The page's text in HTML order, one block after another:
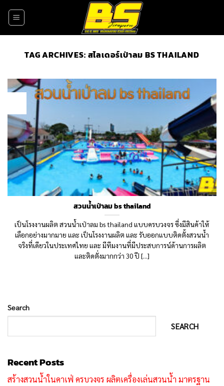
TAG ARCHIVES: สไลเดอร์เป่าลม BS THAILAND
สวนน้ำเป่าลม bs thailand
เป็นโรงงานผลิต สวนน้ำเป่าลม bs thailand แบบครบวงจร ซึ่งมีสินค้าให้
เลือกอย่างมากมาย และ เป็นโรงงานผลิต และ รับออกแบบติดตั้งสวนน้ำ
จริงที่เดียวในประเทศไทย และ มีทีมงานที่มีประสบการน์ด้านการผลิต
และติดตั่งมากกว่า 30 ปี [...]
Search
SEARCH
Recent Posts
สร้างสวนน้ำในคาเฟ่ ครบวงจร ผลิตเครื่องเล่นสวนน้ำ มาตรฐาน